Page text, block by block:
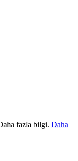
fazla bilgi. Daha